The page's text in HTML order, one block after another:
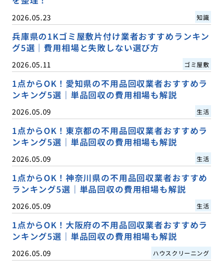
2026.05.23 知識
兵庫県の1Kゴミ屋敷片付け業者おすすめランキン
グ5選｜費用相場と失敗しない選び方
2026.05.11 ゴミ屋敷
1点からOK！愛知県の不用品回収業者おすすめラ
ンキング5選｜単品回収の費用相場も解説
2026.05.09 生活
1点からOK！東京都の不用品回収業者おすすめラ
ンキング5選｜単品回収の費用相場も解説
2026.05.09 生活
1点からOK！神奈川県の不用品回収業者おすすめ
ランキング5選｜単品回収の費用相場も解説
2026.05.09 生活
1点からOK！大阪府の不用品回収業者おすすめラ
ンキング5選｜単品回収の費用相場も解説
2026.05.09 ハウスクリーニング